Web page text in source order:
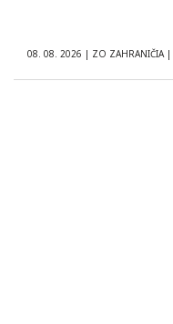
08. 08. 2026 | ZO ZAHRANIČIA |